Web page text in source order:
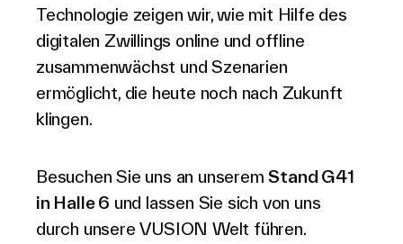
Technologie zeigen wir, wie mit Hilfe des
digitalen Zwillings online und offline
zusammenwächst und Szenarien
ermöglicht, die heute noch nach Zukunft
klingen.
Besuchen Sie uns an unseremStand G41
in Halle 6 und lassen Sie sich von uns
durch unsere VUSION Welt führen.